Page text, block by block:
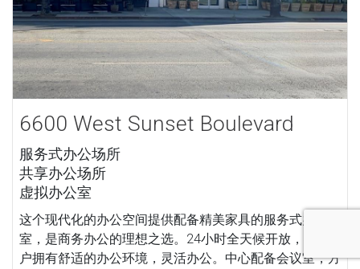
6600 West Sunset Boulevard
服务式办公场所
共享办公场所
虚拟办公室
这个现代化的办公空间提供配备精美家具的服务式办公
室，是商务办公的理想之选。24小时全天候开放，确保客
户拥有舒适的办公环境，灵活办公。中心配备会议室，方